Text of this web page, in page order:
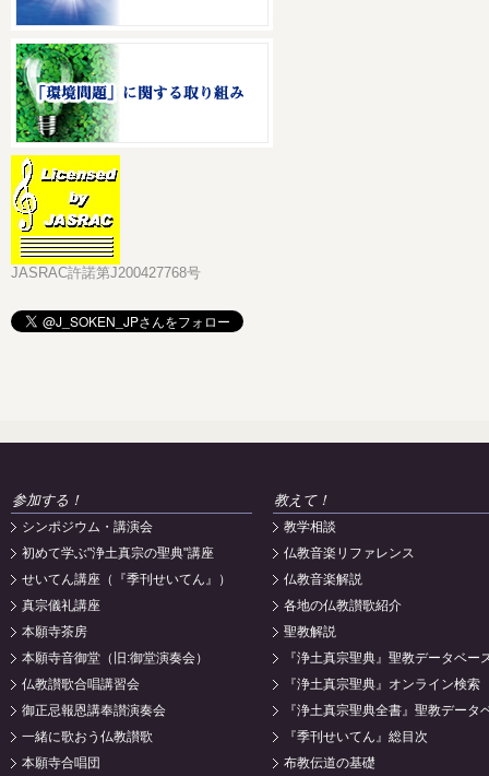
JASRAC許諾第J200427768号
参加する！
シンポジウム・講演会
初めて学ぶ"浄土真宗の聖典"講座
せいてん講座（『季刊せいてん』）
真宗儀礼講座
本願寺茶房
本願寺音御堂（旧:御堂演奏会）
仏教讃歌合唱講習会
御正忌報恩講奉讃演奏会
一緒に歌おう仏教讃歌
本願寺合唱団
教えて！
教学相談
仏教音楽リファレンス
仏教音楽解説
各地の仏教讃歌紹介
聖教解説
『浄土真宗聖典』聖教データベー
『浄土真宗聖典』オンライン検索
『浄土真宗聖典全書』聖教データ
『季刊せいてん』総目次
布教伝道の基礎